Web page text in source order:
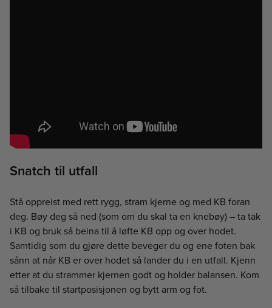
Snatch til utfall
Stå oppreist med rett rygg, stram kjerne og med KB foran
deg. Bøy deg så ned (som om du skal ta en knebøy) – ta tak
i KB og bruk så beina til å løfte KB opp og over hodet.
Samtidig som du gjøre dette beveger du og ene foten bak
sånn at når KB er over hodet så lander du i en utfall. Kjenn
etter at du strammer kjernen godt og holder balansen. Kom
så tilbake til startposisjonen og bytt arm og fot.